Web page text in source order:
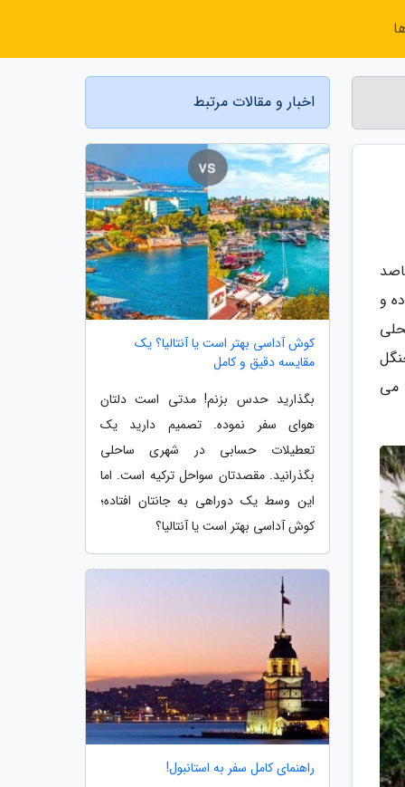
و
می
اخبار و مقالات مرتبط
کوش آداسی بهتر است یا آنتالیا؟ یک
مقایسه دقیق و کامل
بگذارید حدس بزنم! مدتی است دلتان
هوای سفر نموده. تصمیم دارید یک
تعطیلات حسابی در شهری ساحلی
بگذرانید. مقصدتان سواحل ترکیه است. اما
این وسط یک دوراهی به جانتان افتاده؛
کوش آداسی بهتر است یا آنتالیا؟
راهنمای کامل سفر به استانبول!